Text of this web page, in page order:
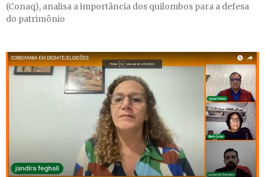
(Conaq), analisa a importância dos quilombos para a defesa
do patrimônio